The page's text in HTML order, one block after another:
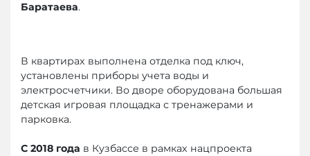
Баратаева.
В квартирах выполнена отделка под ключ,
установлены приборы учета воды и
электросчетчики. Во дворе оборудована большая
детская игровая площадка с тренажерами и
парковка.
С 2018 года в Кузбассе в рамках нацпроекта